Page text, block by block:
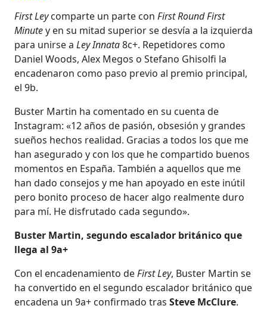
First Leycomparte un parte con First Round First
Minutey en su mitad superior se desvía a la izquierda
para unirse a Ley Innata8c+. Repetidores como
Daniel Woods, Alex Megos o Stefano Ghisolfi la
encadenaron como paso previo al premio principal,
el 9b.
Buster Martin ha comentado en su cuenta de
Instagram: «12 años de pasión, obsesión y grandes
sueños hechos realidad. Gracias a todos los que me
han asegurado y con los que he compartido buenos
momentos en España. También a aquellos que me
han dado consejos y me han apoyado en este inútil
pero bonito proceso de hacer algo realmente duro
para mí. He disfrutado cada segundo».
Buster Martin, segundo escalador británico que
llega al 9a+
Con el encadenamiento deFirst Ley, Buster Martin se
ha convertido en el segundo escalador británico que
encadena un 9a+ confirmado tras Steve McClure.